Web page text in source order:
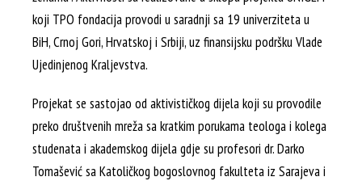
koji TPO fondacija provodi u saradnji sa 19 univerziteta u
BiH, Crnoj Gori, Hrvatskoj i Srbiji, uz finansijsku podršku Vlade
Ujedinjenog Kraljevstva.
Projekat se sastojao od aktivističkog dijela koji su provodile
preko društvenih mreža sa kratkim porukama teologa i kolega
studenata i akademskog dijela gdje su profesori dr. Darko
Tomašević sa Katoličkog bogoslovnog fakulteta iz Sarajeva i